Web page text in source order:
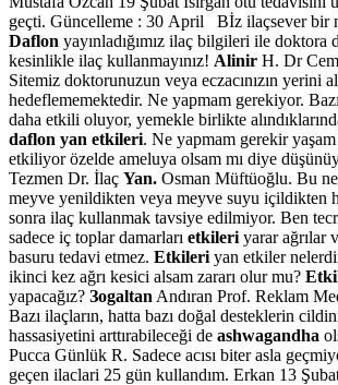
geçti. Güncelleme : 30 April Bİz ilaçsever bir
Daflon yayınladığımız ilaç bilgileri ile doktora
kesinlikle ilaç kullanmayınız! Alinir H. Dr Cem
Sitemiz doktorunuzun veya eczacınızın yerini
hedeflememektedir. Ne yapmam gerekiyor.
daha etkili oluyor, yemekle birlikte
daflon yan etkileri. Ne yapmam gerekir
etkiliyor özelde ameluya olsam mı diye
Tezmen Dr. İlaç Yan. Osman Müftüoğlu. Bu
meyve yenildikten veya meyve suyu içildikten
sonra ilaç kullanmak tavsiye edilmiyor. Ben
sadece iç toplar damarları etkileri yarar ağrılar
basuru tedavi etmez. Etkileri yan etkiler
ikinci kez ağrı kesici alsam zararı olur mu?
yapacağız? Зogaltan Andıran Prof. Reklam
Bazı ilaçların, hatta bazı doğal desteklerin
hassasiyetini arttırabileceği de ashwagandha
Pucca Günlük R. Sadece acısı biter asla
geçen ilaclari 25 gün kullandım. Erkan 13